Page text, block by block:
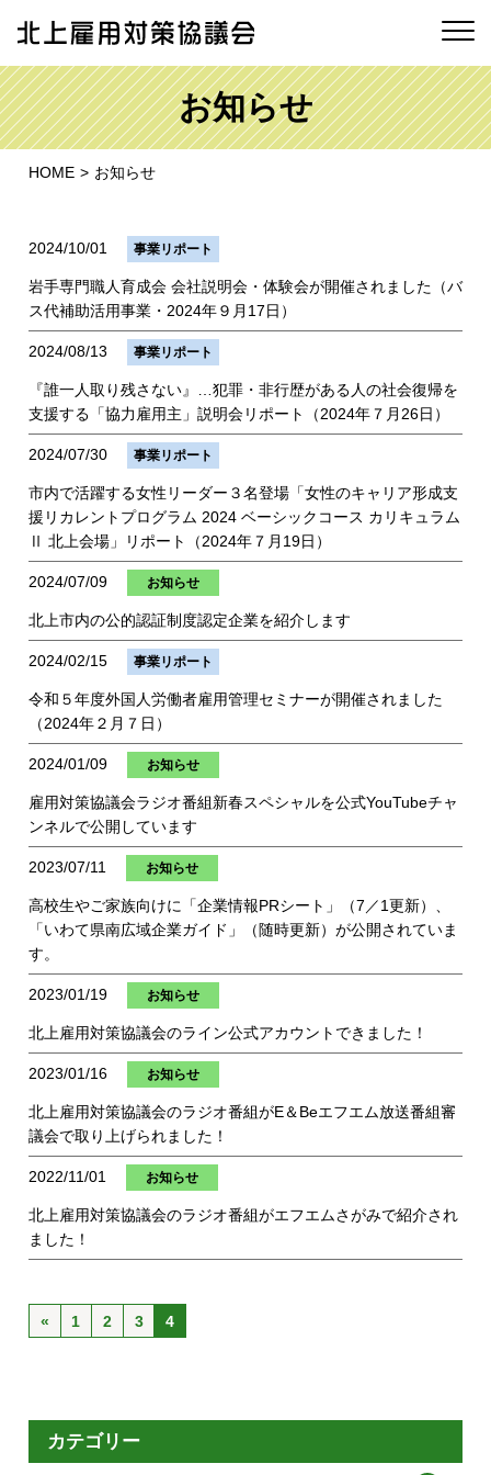
お知らせ
HOME お知らせ
2024/10/01 事業リポート
岩手専門職人育成会 会社説明会・体験会が開催されました（バ
ス代補助活用事業・2024年９月17日）
2024/08/13 事業リポート
『誰一人取り残さない』…犯罪・非行歴がある人の社会復帰を
支援する「協力雇用主」説明会リポート（2024年７月26日）
2024/07/30 事業リポート
市内で活躍する女性リーダー３名登場「女性のキャリア形成支
援リカレントプログラム 2024 ベーシックコース カリキュラム
Ⅱ 北上会場」リポート（2024年７月19日）
2024/07/09 お知らせ
北上市内の公的認証制度認定企業を紹介します
2024/02/15 事業リポート
令和５年度外国人労働者雇用管理セミナーが開催されました
（2024年２月７日）
2024/01/09 お知らせ
雇用対策協議会ラジオ番組新春スペシャルを公式YouTubeチャ
ンネルで公開しています
2023/07/11 お知らせ
高校生やご家族向けに「企業情報PRシート」（7／1更新）、
「いわて県南広域企業ガイド」（随時更新）が公開されていま
す。
2023/01/19 お知らせ
北上雇用対策協議会のライン公式アカウントできました！
2023/01/16 お知らせ
北上雇用対策協議会のラジオ番組がE＆Beエフエム放送番組審
議会で取り上げられました！
2022/11/01 お知らせ
北上雇用対策協議会のラジオ番組がエフエムさがみで紹介され
ました！
« 1 2 3 4
カテゴリー